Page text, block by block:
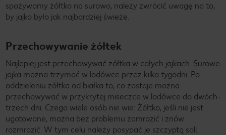
spożywamy żółtko na surowo, należy zwrócić uwagę na to,
by jajko było jak najbardziej świeże.
Przechowywanie żółtek
Najlepiej jest przechowywać żółtka w całych jajkach. Surowe
jajka można trzymać w lodówce przez kilka tygodni. Po
oddzieleniu żółtka od białka to, co zostaje można
przechowywać w przykrytej miseczce w lodówce do dwóch-
trzech dni. Czego wiele osób nie wie: Żółtko, jeśli nie jest
ugotowane, można bez problemu zamrozić i znów
rozmrozić. W tym celu należy posypać je szczyptą soli.